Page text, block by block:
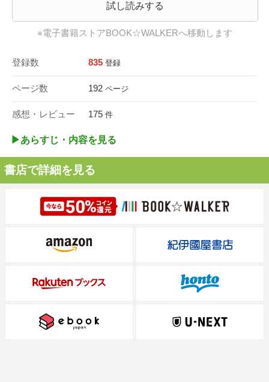
試し読みする
※電子書籍ストアBOOK☆WALKERへ移動します
登録数 835 登録
ページ数 192 ページ
感想・レビュー 175 件
▶︎あらすじ・内容を見る
書店で詳細を見る